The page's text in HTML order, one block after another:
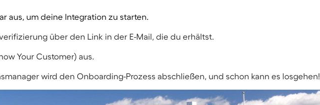
aus, um deine Integration zu starten.
über den Link in der E-Mail, die du erhältst.
Your Customer) aus.
wird den Onboarding-Prozess abschließen, und schon kann es losgehen!